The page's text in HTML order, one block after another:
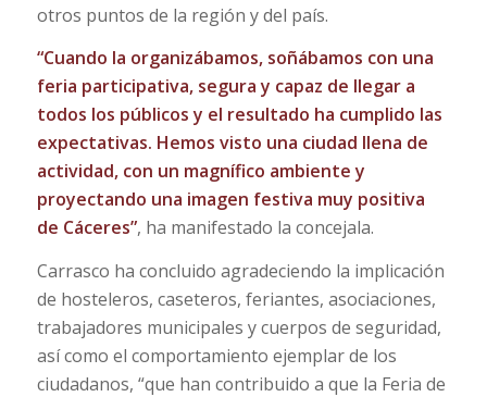
otros puntos de la región y del país.
“Cuando la organizábamos, soñábamos con una
feria participativa, segura y capaz de llegar a
todos los públicos y el resultado ha cumplido las
expectativas. Hemos visto una ciudad llena de
actividad, con un magnífico ambiente y
proyectando una imagen festiva muy positiva
de Cáceres”, ha manifestado la concejala.
Carrasco ha concluido agradeciendo la implicación
de hosteleros, caseteros, feriantes, asociaciones,
trabajadores municipales y cuerpos de seguridad,
así como el comportamiento ejemplar de los
ciudadanos, “que han contribuido a que la Feria de